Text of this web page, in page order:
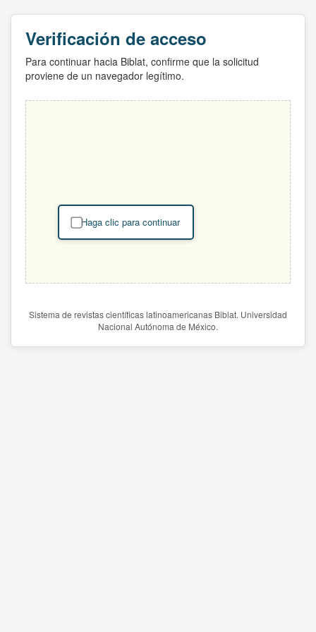
Verificación de acceso
Para continuar hacia Biblat, confirme que la solicitud
proviene de un navegador legítimo.
Haga clic para continuar
Sistema de revistas científicas latinoamericanas Biblat. Universidad
Nacional Autónoma de México.